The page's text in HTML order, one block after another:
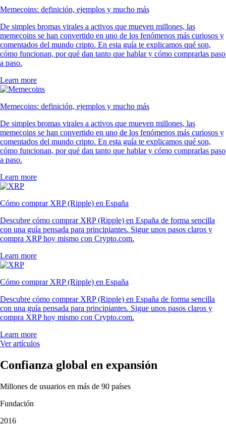
Memecoins: definición, ejemplos y mucho más
De simples bromas virales a activos que mueven millones, las
memecoins se han convertido en uno de los fenómenos más curiosos y
comentados del mundo cripto. En esta guía te explicamos qué son,
cómo funcionan, por qué dan tanto que hablar y cómo comprarlas paso
a paso.
Learn more
Memecoins: definición, ejemplos y mucho más
De simples bromas virales a activos que mueven millones, las
memecoins se han convertido en uno de los fenómenos más curiosos y
comentados del mundo cripto. En esta guía te explicamos qué son,
cómo funcionan, por qué dan tanto que hablar y cómo comprarlas paso
a paso.
Learn more
Cómo comprar XRP (Ripple) en España
Descubre cómo comprar XRP (Ripple) en España de forma sencilla
con una guía pensada para principiantes. Sigue unos pasos claros y
compra XRP hoy mismo con Crypto.com.
Learn more
Cómo comprar XRP (Ripple) en España
Descubre cómo comprar XRP (Ripple) en España de forma sencilla
con una guía pensada para principiantes. Sigue unos pasos claros y
compra XRP hoy mismo con Crypto.com.
Learn more
Ver artículos
Confianza global en expansión
Millones de usuarios en más de 90 países
Fundación
2016